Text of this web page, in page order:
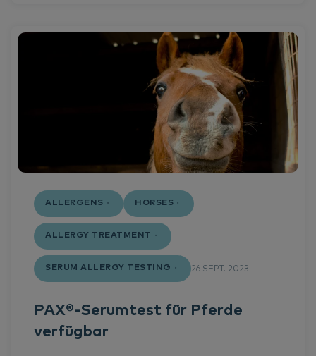
ALLERGENS HORSES
ALLERGY TREATMENT
SERUM ALLERGY TESTING 26 SEPT. 2023
PAX®-Serumtest für Pferde
verfügbar